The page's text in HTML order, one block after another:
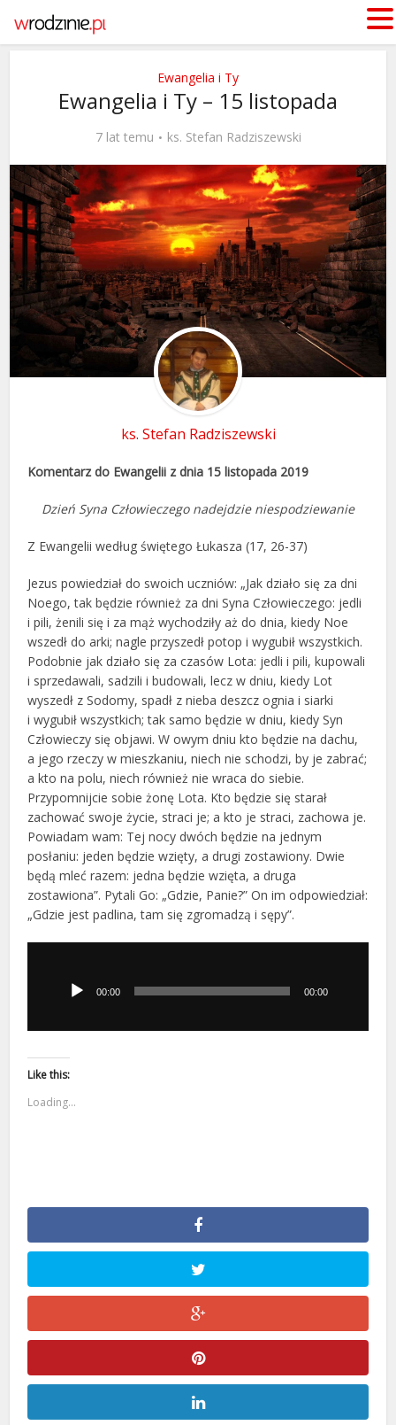
Ewangelia i Ty
Ewangelia i Ty – 15 listopada
7 lat temu ks. Stefan Radziszewski
ks. Stefan Radziszewski
Komentarz do Ewangelii z dnia 15 listopada 2019
Dzień Syna Człowieczego nadejdzie niespodziewanie
Z Ewangelii według świętego Łukasza (17, 26-37)
Jezus powiedział do swoich uczniów: „Jak działo się za dni
Noego, tak będzie również za dni Syna Człowieczego: jedli
i pili, żenili się i za mąż wychodziły aż do dnia, kiedy Noe
wszedł do arki; nagle przyszedł potop i wygubił wszystkich.
Podobnie jak działo się za czasów Lota: jedli i pili, kupowali
i sprzedawali, sadzili i budowali, lecz w dniu, kiedy Lot
wyszedł z Sodomy, spadł z nieba deszcz ognia i siarki
i wygubił wszystkich; tak samo będzie w dniu, kiedy Syn
Człowieczy się objawi. W owym dniu kto będzie na dachu,
a jego rzeczy w mieszkaniu, niech nie schodzi, by je zabrać;
a kto na polu, niech również nie wraca do siebie.
Przypomnijcie sobie żonę Lota. Kto będzie się starał
zachować swoje życie, straci je; a kto je straci, zachowa je.
Powiadam wam: Tej nocy dwóch będzie na jednym
posłaniu: jeden będzie wzięty, a drugi zostawiony. Dwie
będą mleć razem: jedna będzie wzięta, a druga
zostawiona”. Pytali Go: „Gdzie, Panie?” On im odpowiedział:
„Gdzie jest padlina, tam się zgromadzą i sępy”.
dźwiękowych00:00 00:00
Like this:
Loading...